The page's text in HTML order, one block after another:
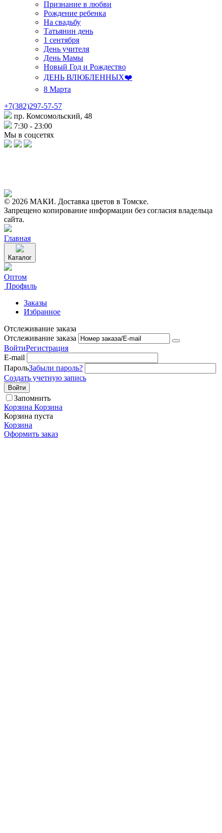
Признание в любви
Рождение ребенка
На свадьбу
Татьянин день
1 сентября
День учителя
День Мамы
Новый Год и Рождество
ДЕНЬ ВЛЮБЛЕННЫХ❤️
8 Марта
+7(382)297-57-57
пр. Комсомольский, 48
7:30 - 23:00
Мы в соцсетях
© 2026 МАКИ. Доставка цветов в Томске.
Запрещено копирование информации без согласия владельца
сайта.
Главная
Каталог
Оптом
Профиль
Заказы
Избранное
Отслеживание заказа
Отслеживание заказа
ВойтиРегистрация
E-mail
ПарольЗабыли пароль?
Создать учетную запись
Войти
Запомнить
Корзина Корзина
Корзина пуста
Корзина
Оформить заказ